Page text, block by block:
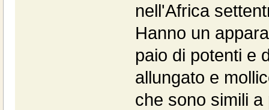
nell'Africa
Hanno un
paio di potenti e
allungato e
che sono simili